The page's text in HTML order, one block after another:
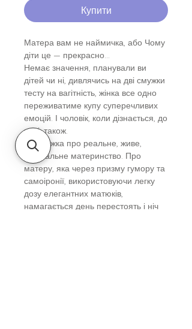
Купити
Матера вам не наймичка, або Чому
діти це — прекрасно...
Немає значення, планували ви
дітей чи ні, дивлячись на дві смужки
тесту на вагітність, жінка все одно
переживатиме купу суперечливих
емоцій. І чоловік, коли дізнається, до
речі, також.
Ця книжка про реальне, живе,
неідеальне материнство. Про
матеру, яка через призму гумору та
самоіронії, використовуючи легку
дозу елегантних матюків,
намагається день перестоять і ніч